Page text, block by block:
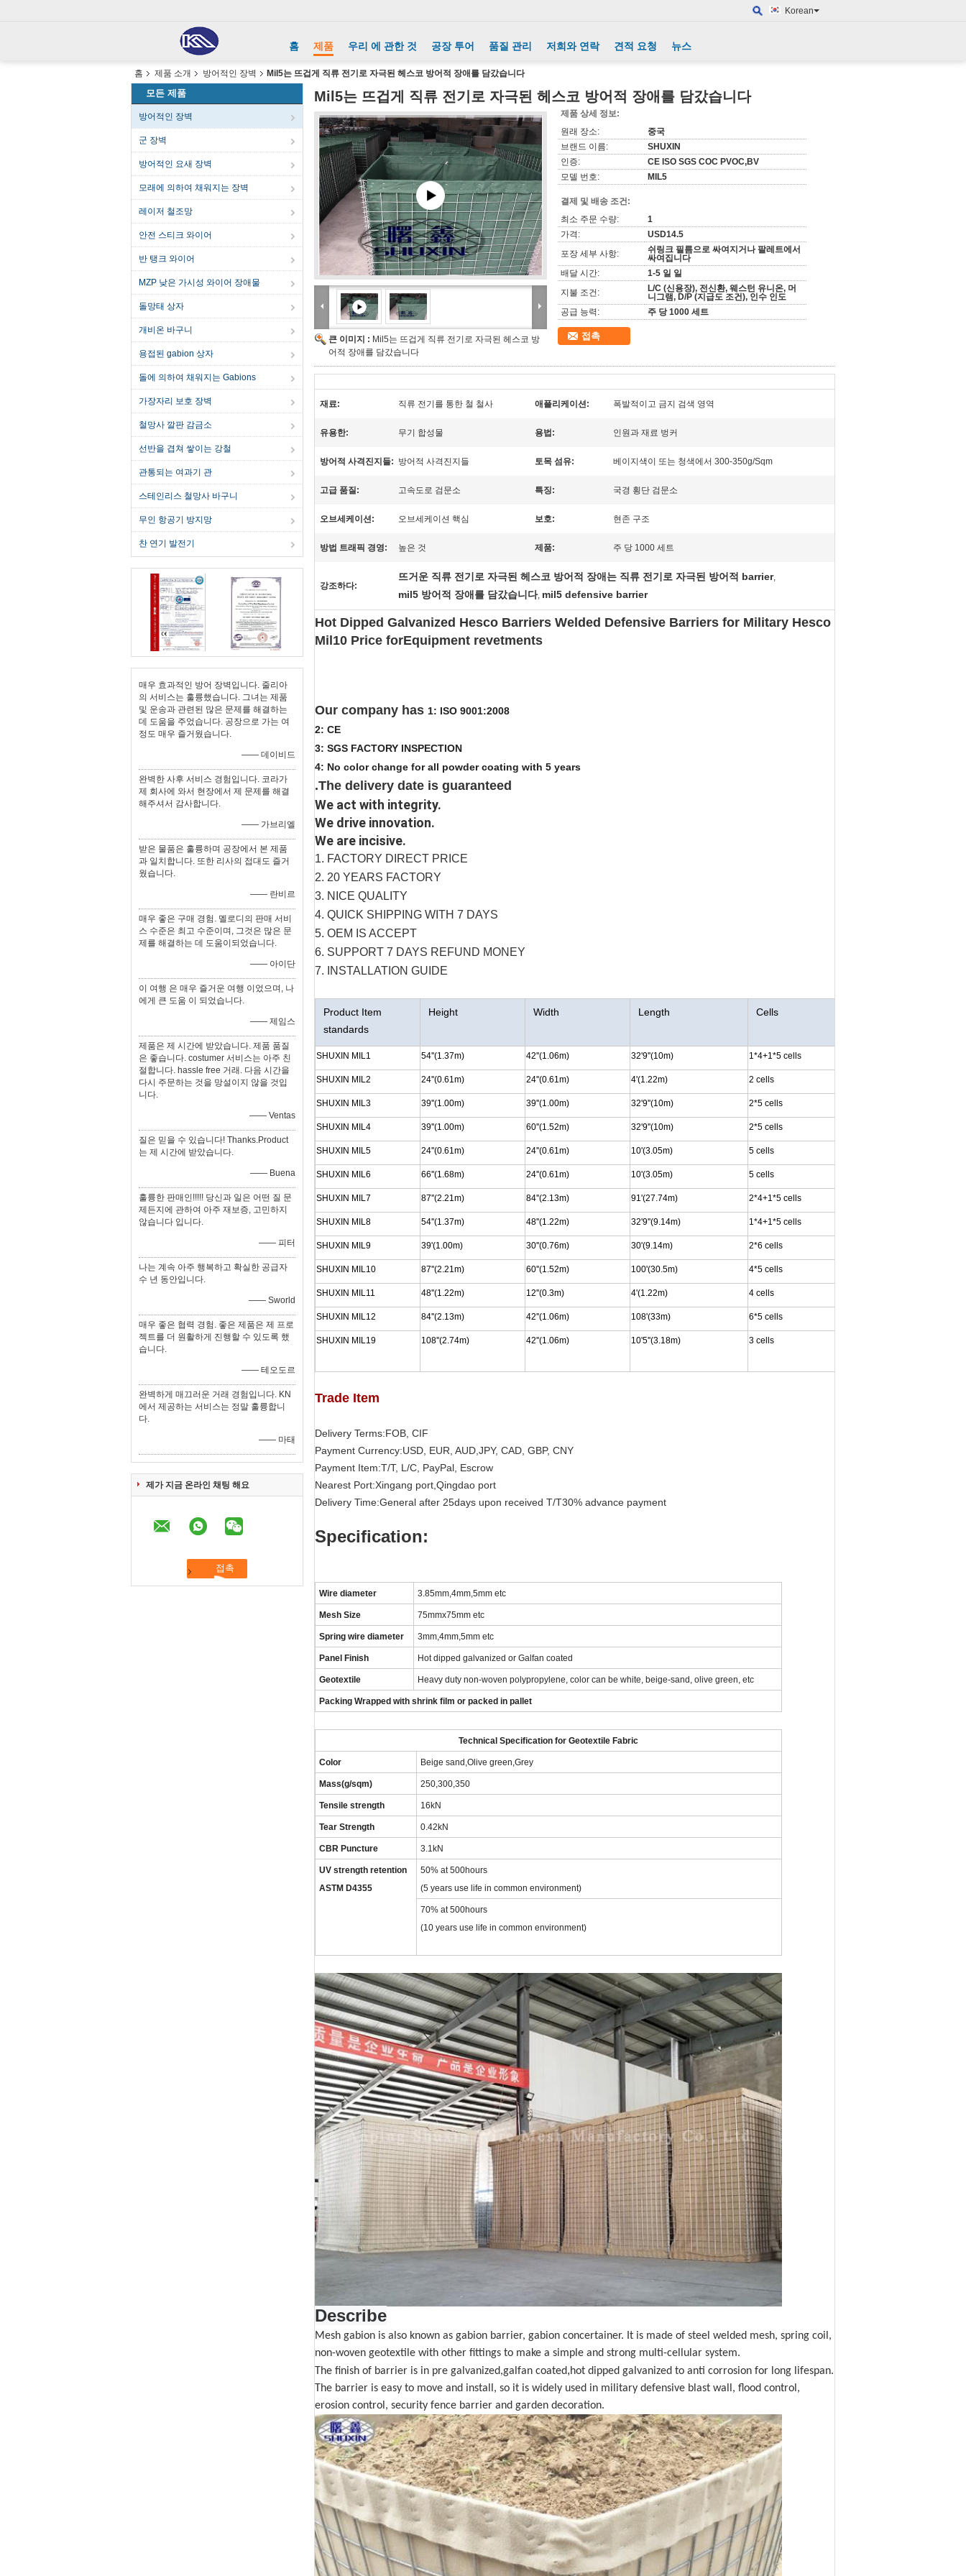
Korean
홈 제품 우리 에 관한 것 공장 투어 품질 관리 저희와 연락 견적 요청 뉴스
홈 제품 소개 방어적인 장벽 Mil5는 뜨겁게 직류 전기로 자극된 헤스코 방어적 장애를 담갔습니다
모든 제품
방어적인 장벽
군 장벽
방어적인 요새 장벽
모래에 의하여 채워지는 장벽
레이저 철조망
안전 스티크 와이어
반 탱크 와이어
MZP 낮은 가시성 와이어 장애물
돌망태 상자
개비온 바구니
용접된 gabion 상자
돌에 의하여 채워지는 Gabions
가장자리 보호 장벽
철망사 깔판 감금소
선반을 겹쳐 쌓이는 강철
관통되는 여과기 관
스테인리스 철망사 바구니
무인 항공기 방지망
찬 연기 발전기
매우 효과적인 방어 장벽입니다. 줄리아
의 서비스는 훌륭했습니다. 그녀는 제품
및 운송과 관련된 많은 문제를 해결하는
데 도움을 주었습니다. 공장으로 가는 여
정도 매우 즐거웠습니다.
—— 데이비드
완벽한 사후 서비스 경험입니다. 코라가
제 회사에 와서 현장에서 제 문제를 해결
해주셔서 감사합니다.
—— 가브리엘
받은 물품은 훌륭하며 공장에서 본 제품
과 일치합니다. 또한 리사의 접대도 즐거
웠습니다.
—— 란비르
매우 좋은 구매 경험. 멜로디의 판매 서비
스 수준은 최고 수준이며, 그것은 많은 문
제를 해결하는 데 도움이되었습니다.
—— 아이단
이 여행 은 매우 즐거운 여행 이었으며, 나
에게 큰 도움 이 되었습니다.
—— 제임스
제품은 제 시간에 받았습니다. 제품 품질
은 좋습니다. costumer 서비스는 아주 친
절합니다. hassle free 거래. 다음 시간을
다시 주문하는 것을 망설이지 않을 것입
니다.
—— Ventas
질은 믿을 수 있습니다! Thanks.Product
는 제 시간에 받았습니다.
—— Buena
훌륭한 판매인!!!!! 당신과 일은 어떤 질 문
제든지에 관하여 아주 재보증, 고민하지
않습니다 입니다.
—— 피터
나는 계속 아주 행복하고 확실한 공급자
수 년 동안입니다.
—— Sworld
매우 좋은 협력 경험. 좋은 제품은 제 프로
젝트를 더 원활하게 진행할 수 있도록 했
습니다.
—— 테오도르
완벽하게 매끄러운 거래 경험입니다. KN
에서 제공하는 서비스는 정말 훌륭합니
다.
—— 마태
제가 지금 온라인 채팅 해요
Mil5는 뜨겁게 직류 전기로 자극된 헤스코 방어적 장애를 담갔습니다
큰 이미지 : Mil5는 뜨겁게 직류 전기로 자극된 헤스코 방
어적 장애를 담갔습니다
제품 상세 정보:
원래 장소:
중국
브랜드 이름:
SHUXIN
인증:
CE ISO SGS COC PVOC,BV
모델 번호:
MIL5
결제 및 배송 조건:
최소 주문 수량:
1
가격:
USD14.5
포장 세부 사항:
쉬링크 필름으로 싸여지거나 팔레트에서
싸여집니다
배달 시간:
1-5 일 일
지불 조건:
L/C (신용장), 전신환, 웨스턴 유니온, 머
니그램, D/P (지급도 조건), 인수 인도
공급 능력:
주 당 1000 세트
접촉
재료: 직류 전기를 통한 철 철사 애플리케이션: 폭발적이고 금지 검색 영역
유용한: 무기 합성물 용법: 인원과 재료 벙커
방어적 사격진지들: 방어적 사격진지들 토목 섬유: 베이지색이 또는 청색에서 300-350g/Sqm
고급 품질: 고속도로 검문소 특징: 국경 횡단 검문소
오브세케이션: 오브세케이션 핵심 보호: 현존 구조
방법 트래픽 경영: 높은 것 제품: 주 당 1000 세트
강조하다:
뜨거운 직류 전기로 자극된 헤스코 방어적 장애는 직류 전기로 자극된 방어적 barrier,
mil5 방어적 장애를 담갔습니다, mil5 defensive barrier
Hot Dipped Galvanized Hesco Barriers Welded Defensive Barriers for Military Hesco
Mil10 Price forEquipment revetments
Our company has 1: ISO 9001:2008
2: CE
3: SGS FACTORY INSPECTION
4: No color change for all powder coating with 5 years
.The delivery date is guaranteed
We act with integrity.
We drive innovation.
We are incisive.
1. FACTORY DIRECT PRICE
2. 20 YEARS FACTORY
3. NICE QUALITY
4. QUICK SHIPPING WITH 7 DAYS
5. OEM IS ACCEPT
6. SUPPORT 7 DAYS REFUND MONEY
7. INSTALLATION GUIDE
Product Item
standards
Height Width Length Cells
SHUXIN MIL1 54''(1.37m) 42''(1.06m) 32'9''(10m) 1*4+1*5 cells
SHUXIN MIL2 24''(0.61m) 24''(0.61m) 4'(1.22m) 2 cells
SHUXIN MIL3 39''(1.00m) 39''(1.00m) 32'9''(10m) 2*5 cells
SHUXIN MIL4 39''(1.00m) 60''(1.52m) 32'9''(10m) 2*5 cells
SHUXIN MIL5 24''(0.61m) 24''(0.61m) 10'(3.05m) 5 cells
SHUXIN MIL6 66''(1.68m) 24''(0.61m) 10'(3.05m) 5 cells
SHUXIN MIL7 87''(2.21m) 84''(2.13m) 91'(27.74m) 2*4+1*5 cells
SHUXIN MIL8 54''(1.37m) 48''(1.22m) 32'9''(9.14m) 1*4+1*5 cells
SHUXIN MIL9 39'(1.00m) 30''(0.76m) 30'(9.14m) 2*6 cells
SHUXIN MIL10 87''(2.21m) 60''(1.52m) 100'(30.5m) 4*5 cells
SHUXIN MIL11 48''(1.22m) 12''(0.3m) 4'(1.22m) 4 cells
SHUXIN MIL12 84''(2.13m) 42''(1.06m) 108'(33m) 6*5 cells
SHUXIN MIL19 108''(2.74m) 42''(1.06m) 10'5''(3.18m) 3 cells
Trade Item
Delivery Terms:FOB, CIF
Payment Currency:USD, EUR, AUD,JPY, CAD, GBP, CNY
Payment Item:T/T, L/C, PayPal, Escrow
Nearest Port:Xingang port,Qingdao port
Delivery Time:General after 25days upon received T/T30% advance payment
Specification:
Wire diameter 3.85mm,4mm,5mm etc
Mesh Size 75mmx75mm etc
Spring wire diameter 3mm,4mm,5mm etc
Panel Finish Hot dipped galvanized or Galfan coated
Geotextile Heavy duty non-woven polypropylene, color can be white, beige-sand, olive green, etc
Packing Wrapped with shrink film or packed in pallet
Technical Specification for Geotextile Fabric
Color Beige sand,Olive green,Grey
Mass(g/sqm) 250,300,350
Tensile strength 16kN
Tear Strength 0.42kN
CBR Puncture 3.1kN
UV strength retention
ASTM D4355
50% at 500hours
(5 years use life in common environment)
70% at 500hours
(10 years use life in common environment)
Describe
Mesh gabion is also known as gabion barrier, gabion concertainer. It is made of steel welded mesh, spring coil,
non-woven geotextile with other fittings to make a simple and strong multi-cellular system.
The finish of barrier is in pre galvanized,galfan coated,hot dipped galvanized to anti corrosion for long lifespan.
The barrier is easy to move and install, so it is widely used in military defensive blast wall, flood control,
erosion control, security fence barrier and garden decoration.